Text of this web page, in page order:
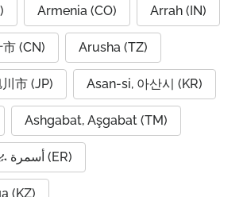
Armenia (CO) Arrah (IN)
(CN) Arusha (TZ)
市 (JP) Asan-si, 아산시 (KR)
Ashgabat, Aşgabat (TM)
Asmara, ኣስመራ أسمرة (ER)
(KZ)